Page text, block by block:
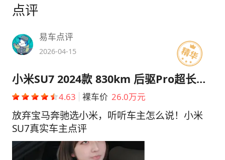
点评
易车点评
2026-04-15
小米SU7 2024款 830km 后驱Pro超长续航版
4.63 裸车价 26.0万元
放弃宝马奔驰选小米，听听车主怎么说！小米
SU7真实车主点评